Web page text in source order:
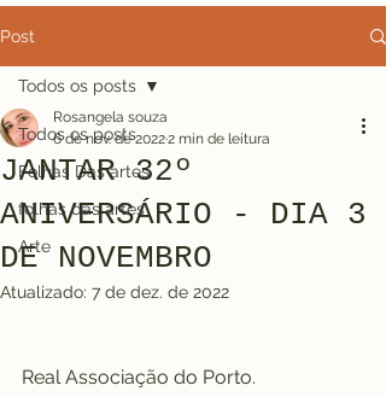
Post
Todos os posts
Folhas Das artes
folhas das artes
Arte
Todos os posts
JANTAR 32º
ANIVERSÁRIO - DIA 3
DE NOVEMBRO
Rosangela souza
6 de nov. de 20222 min de leitura
Atualizado: 7 de dez. de 2022
Real Associação do Porto.